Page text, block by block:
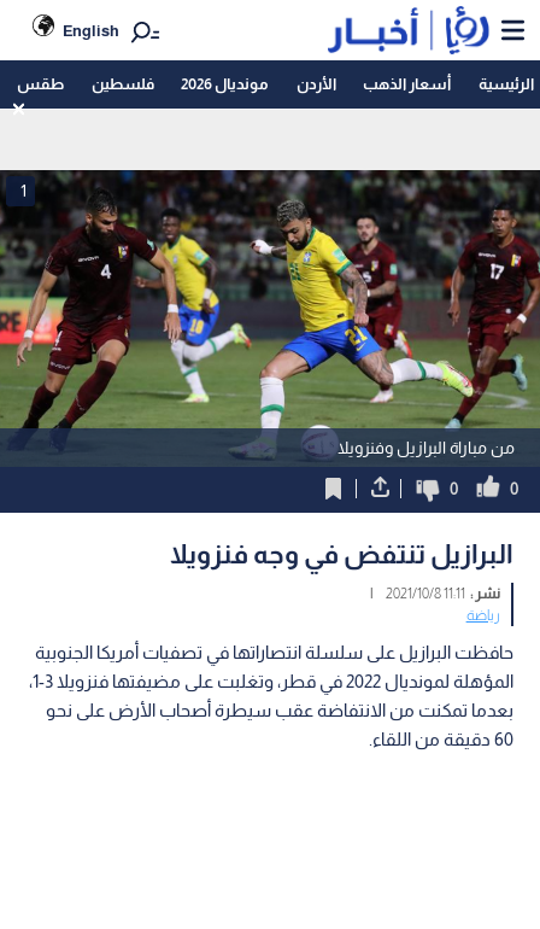
English
الرئيسية أسعار الذهب الأردن مونديال 2026 فلسطين طقس
من مباراة البرازيل وفنزويلا
1
0
0
البرازيل تنتفض في وجه فنزويلا
نشر : 11:11 2021/10/8
|
رياضة
حافظت البرازيل على سلسلة انتصاراتها في تصفيات أمريكا الجنوبية
المؤهلة لمونديال 2022 في قطر، وتغلبت على مضيفتها فنزويلا 3-1،
بعدما تمكنت من الانتفاضة عقب سيطرة أصحاب الأرض على نحو
60 دقيقة من اللقاء.